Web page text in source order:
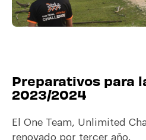
Preparativos para
2023/2024
El One Team, Unlimited
renovado por tercer año.